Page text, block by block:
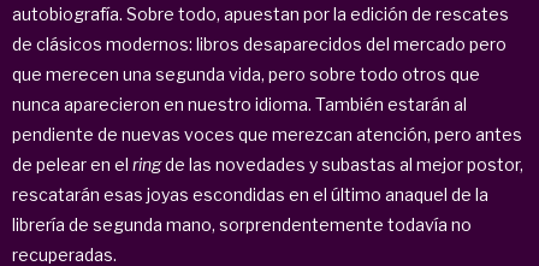
autobiografía. Sobre todo, apuestan por la edición de rescates
de clásicos modernos: libros desaparecidos del mercado pero
que merecen una segunda vida, pero sobre todo otros que
nunca aparecieron en nuestro idioma. También estarán al
pendiente de nuevas voces que merezcan atención, pero antes
de pelear en el ringde las novedades y subastas al mejor postor,
rescatarán esas joyas escondidas en el último anaquel de la
librería de segunda mano, sorprendentemente todavía no
recuperadas.